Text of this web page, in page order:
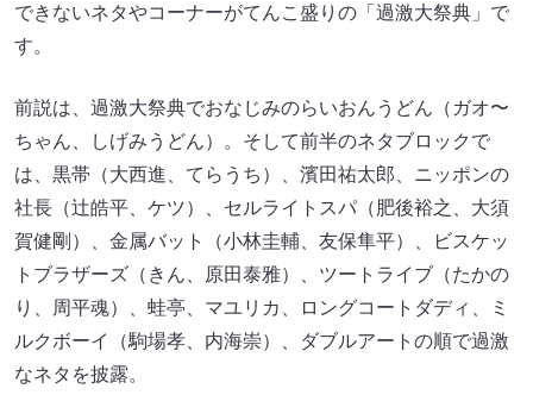
できないネタやコーナーがてんこ盛りの「過激大祭典」で
す。
前説は、過激大祭典でおなじみのらいおんうどん（ガオ〜
ちゃん、しげみうどん）。そして前半のネタブロックで
は、黒帯（大西進、てらうち）、濱田祐太郎、ニッポンの
社長（辻皓平、ケツ）、セルライトスパ（肥後裕之、大須
賀健剛）、金属バット（小林圭輔、友保隼平）、ビスケッ
トブラザーズ（きん、原田泰雅）、ツートライブ（たかの
り、周平魂）、蛙亭、マユリカ、ロングコートダディ、ミ
ルクボーイ（駒場孝、内海崇）、ダブルアートの順で過激
なネタを披露。